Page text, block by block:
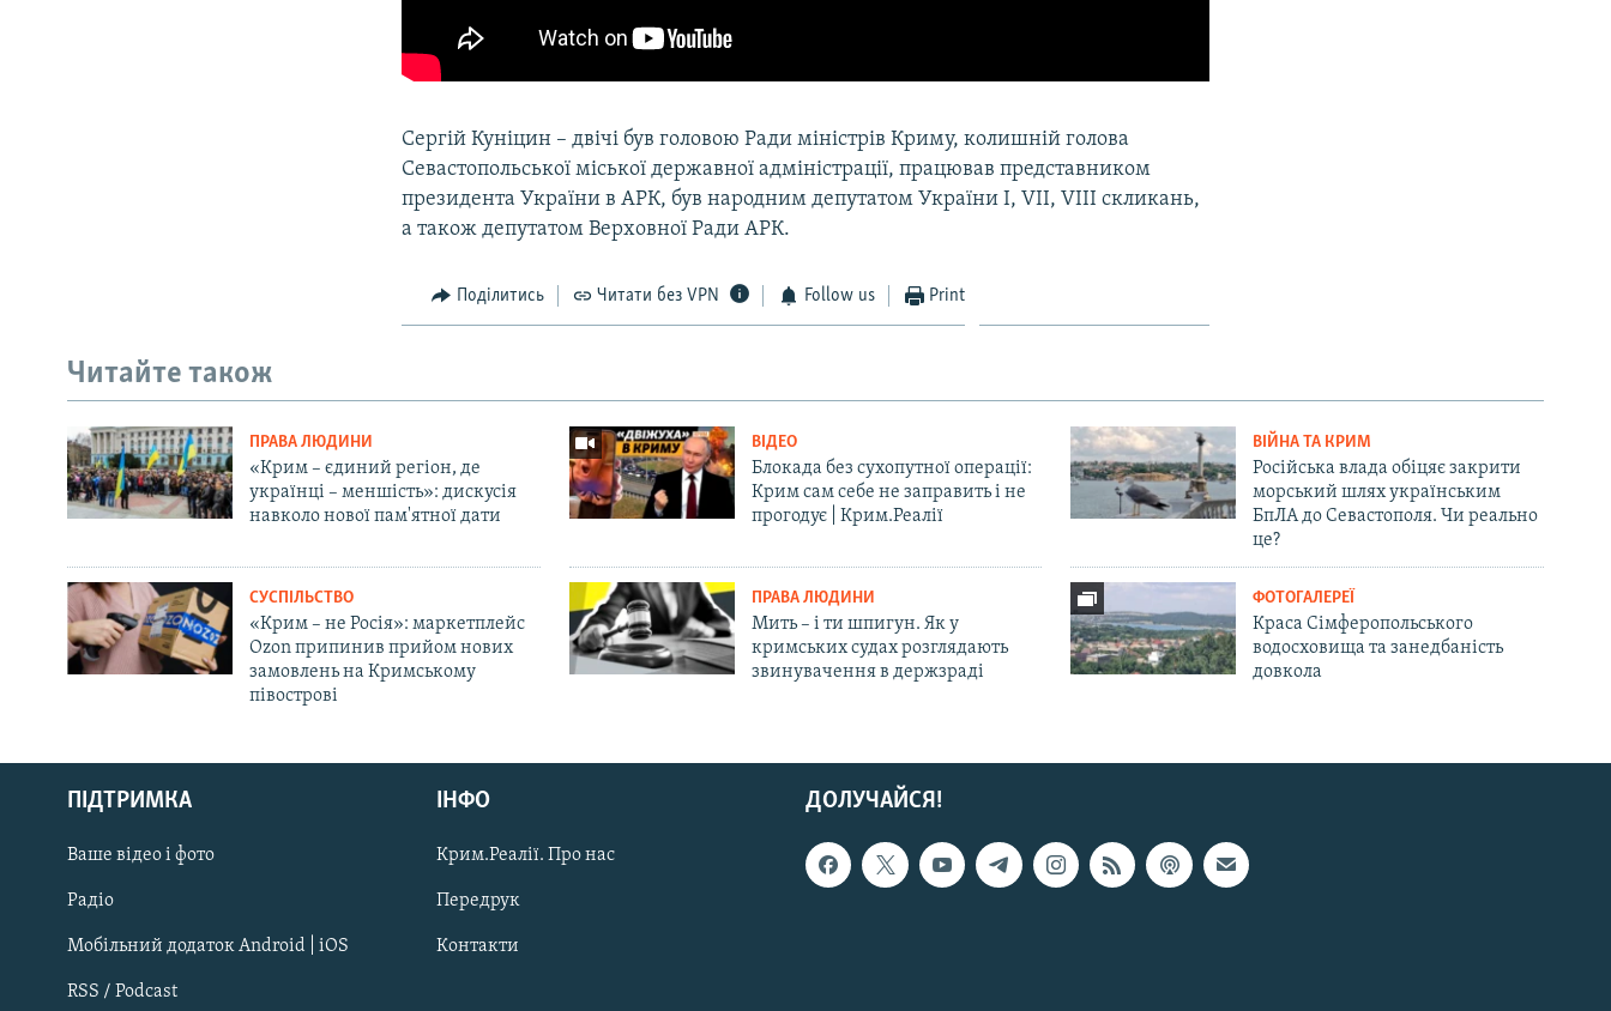
Русский
Qırımtatar
ДОЛУЧАЙСЯ!
Сергій Куніцин – двічі був головою Ради міністрів Криму, колишній голова
Севастопольської міської державної адміністрації, працював представником
президента України в АРК, був народним депутатом України I, VII, VIII скликань,
а також депутатом Верховної Ради АРК.
Поділитись Читати без VPN Follow us Print
Читайте також
ПРАВА ЛЮДИНИ
«Крим – єдиний регіон, де
українці – меншість»: дискусія
навколо нової пам'ятної дати
ВІДЕО
Блокада без сухопутної операції:
Крим сам себе не заправить і не
прогодує | Крим.Реалії
ВІЙНА ТА КРИМ
Російська влада обіцяє закрити
морський шлях українським
БпЛА до Севастополя. Чи реально
це?
СУСПІЛЬСТВО
«Крим – не Росія»: маркетплейс
Ozon припинив прийом нових
замовлень на Кримському
півострові
ПРАВА ЛЮДИНИ
Мить – і ти шпигун. Як у
кримських судах розглядають
звинувачення в держзраді
ФОТОГАЛЕРЕЇ
Краса Сімферопольського
водосховища та занедбаність
довкола
ДОЛУЧАЙСЯ!
ПІДТРИМКА
Ваше відео і фото
Радіо
Мобільний додаток Android | iOS
RSS / Podcast
ІНФО
Крим.Реалії. Про нас
Передрук
Контакти